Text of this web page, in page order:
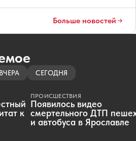
Больше новостей
ВЧЕРА СЕГОДНЯ
к
ПРОИСШЕСТВИЯ
Появилось видео
смертельного ДТП
и автобуса в Ярославле